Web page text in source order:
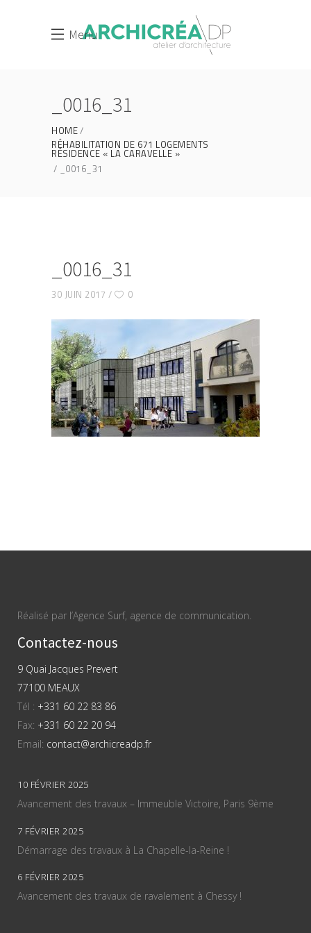
Menu
_0016_31
HOME
RÉHABILITATION DE 671 LOGEMENTS
RÉSIDENCE « LA CARAVELLE »
_0016_31
_0016_31
30 JUIN 2017 0
Réalisé par l’Agence Surf, agence de communication.
Contactez-nous
9 Quai Jacques Prevert
77100 MEAUX
Tél : +331 60 22 83 86
Fax: +331 60 22 20 94
Email: contact@archicreadp.fr
10 FÉVRIER 2025
Avancement des travaux – Immeuble Victoire, Paris 9ème
7 FÉVRIER 2025
Démarrage des travaux à La Chapelle-la-Reine !
6 FÉVRIER 2025
Avancement des travaux de ravalement à Chessy !